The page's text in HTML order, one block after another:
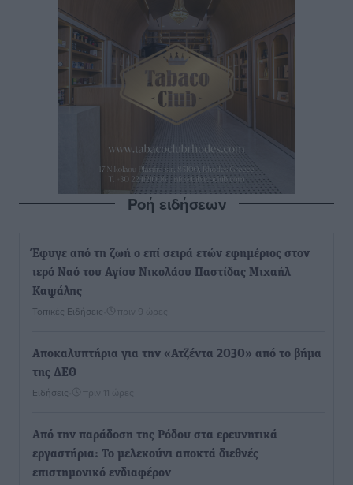
Ροή ειδήσεων
Έφυγε από τη ζωή ο επί σειρά ετών εφημέριος στον
ιερό Ναό του Αγίου Νικολάου Παστίδας Μιχαήλ
Καψάλης
Τοπικές Ειδήσεις πριν 9 ώρες
Αποκαλυπτήρια για την «Ατζέντα 2030» από το βήμα
της ΔΕΘ
Ειδήσεις πριν 11 ώρες
Από την παράδοση της Ρόδου στα ερευνητικά
εργαστήρια: Το μελεκούνι αποκτά διεθνές
επιστημονικό ενδιαφέρον